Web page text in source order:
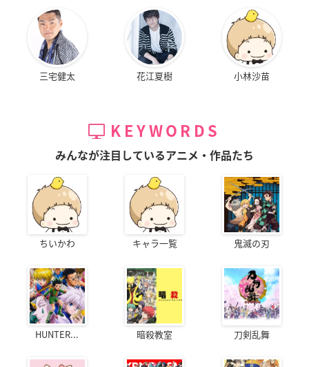
三宅健太 花江夏樹 小林沙苗
KEYWORDS
みんなが注目しているアニメ・作品たち
ちいかわ キャラ一覧 鬼滅の刃
HUNTER... 暗殺教室 刀剣乱舞